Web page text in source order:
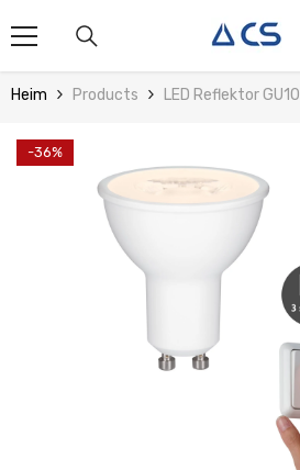
Heim Products LED Reflektor GU10
-36%